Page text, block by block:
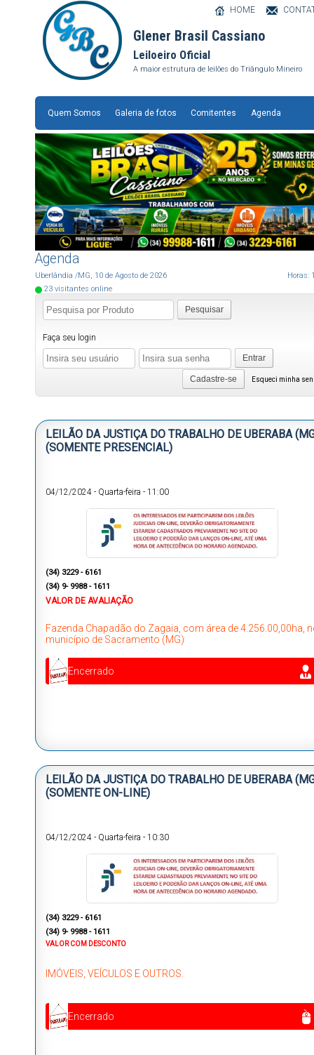
Glener Brasil Cassiano
Leiloeiro Oficial
A maior estrutura de leilões do Triângulo Mineiro
HOME
Quem Somos Galeria de fotos Comitentes Agenda
Agenda
Uberlândia /MG, 10 de Agosto de 2026 Horas:
23 visitantes online
Pesquisar
Faça seu login
Entrar
Esqueci minha
Cadastre-se
LEILÃO DA JUSTIÇA DO TRABALHO DE UBERABA
(SOMENTE PRESENCIAL)
04/12/2024 - Quarta-feira - 11:00
(34) 3229 - 6161
(34) 9- 9988 - 1611
VALOR DE AVALIAÇÃO
Fazenda Chapadão do Zagaia, com área de 4.256.00,00ha,
município de Sacramento (MG)
Encerrado
LEILÃO DA JUSTIÇA DO TRABALHO DE UBERABA
(SOMENTE ON-LINE)
04/12/2024 - Quarta-feira - 10:30
(34) 3229 - 6161
(34) 9- 9988 - 1611
VALOR COM DESCONTO
IMÓVEIS, VEÍCULOS E OUTROS.
Encerrado